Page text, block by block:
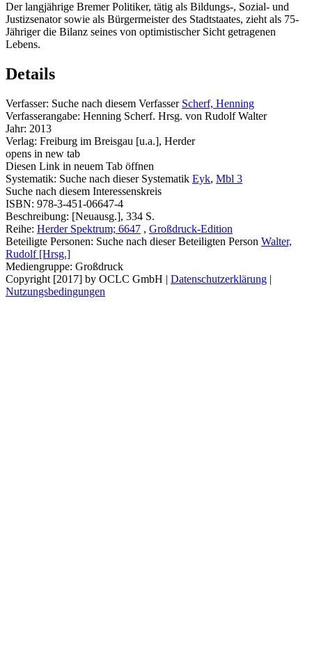
Der langjährige Bremer Politiker, tätig als Bildungs-, Sozial- und
Justizsenator sowie als Bürgermeister des Stadtstaates, zieht als 75-
Jähriger die Bilanz seines von optimistischer Sicht getragenen
Lebens.
Details
Verfasser: Suche nach diesem Verfasser Scherf, Henning
Verfasserangabe: Henning Scherf. Hrsg. von Rudolf Walter
Jahr: 2013
Verlag: Freiburg im Breisgau [u.a.], Herder
opens in new tab
Diesen Link in neuem Tab öffnen
Systematik: Suche nach dieser Systematik Eyk, Mbl 3
Suche nach diesem Interessenskreis
ISBN: 978-3-451-06647-4
Beschreibung: [Neuausg.], 334 S.
Reihe: Herder Spektrum; 6647 , Großdruck-Edition
Beteiligte Personen: Suche nach dieser Beteiligten Person Walter,
Rudolf [Hrsg.]
Mediengruppe: Großdruck
Copyright [2017] by OCLC GmbH | Datenschutzerklärung |
Nutzungsbedingungen